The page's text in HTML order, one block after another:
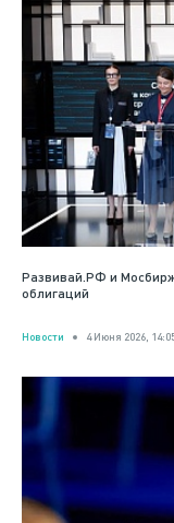
Развивай.РФ и
облигаций
Новости 4 Июня 2026,